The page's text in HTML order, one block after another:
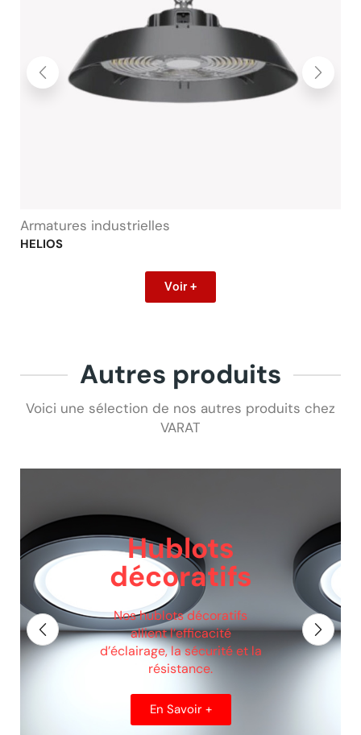
Armatures industrielles
HELIOS
Voir +
Autres produits
Voici une sélection de nos autres produits chez
VARAT
Appliques
Murales
Les appliques murales ont
des designs uniques et une
qualité supérieure